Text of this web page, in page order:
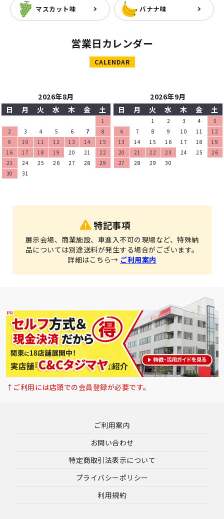
マスカット味 バナナ味
営業日カレンダー
CALENDAR
2026年8月
日
月 火 水 木 金 土
1
2
3 4 5 6 7
8
9
10 11 12 13 14
15
16
17 18 19 20 21
22
23
24 25 26 27 28
29
30
31
2026年9月
日
月 火 水 木 金 土
1 2 3 4
5
6
7 8 9 10 11
12
13
14 15 16 17 18
19
20
21 22 23 24 25
26
27
28 29 30
特記事項
展示会場、商業施設、車進入不可の現場など、特殊納
品については別途送料が発生する場合がございます。
詳細はこちら→ ご利用案内
↑ご利用には店頭での会員登録が必要です。
ご利用案内
お問い合わせ
特定商取引法表示について
プライバシーポリシー
利用規約